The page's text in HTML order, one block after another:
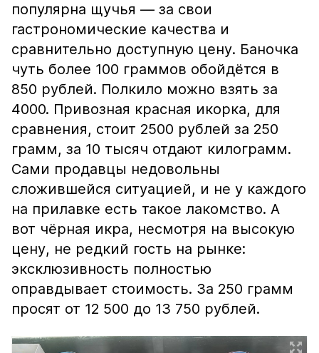
популярна щучья — за свои
гастрономические качества и
сравнительно доступную цену. Баночка
чуть более 100 граммов обойдётся в
850 рублей. Полкило можно взять за
4000. Привозная красная икорка, для
сравнения, стоит 2500 рублей за 250
грамм, за 10 тысяч отдают килограмм.
Сами продавцы недовольны
сложившейся ситуацией, и не у каждого
на прилавке есть такое лакомство. А
вот чёрная икра, несмотря на высокую
цену, не редкий гость на рынке:
эксклюзивность полностью
оправдывает стоимость. За 250 грамм
просят от 12 500 до 13 750 рублей.